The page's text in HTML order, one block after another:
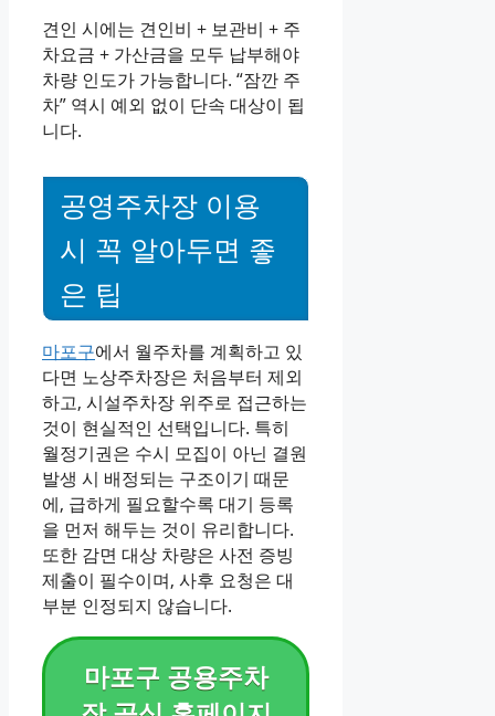
견인 시에는 견인비 + 보관비 + 주
차요금 + 가산금을 모두 납부해야
차량 인도가 가능합니다. “잠깐 주
차” 역시 예외 없이 단속 대상이 됩
니다.
공영주차장 이용
시 꼭 알아두면 좋
은 팁
마포구에서 월주차를 계획하고 있
다면 노상주차장은 처음부터 제외
하고, 시설주차장 위주로 접근하는
것이 현실적인 선택입니다. 특히
월정기권은 수시 모집이 아닌 결원
발생 시 배정되는 구조이기 때문
에, 급하게 필요할수록 대기 등록
을 먼저 해두는 것이 유리합니다.
또한 감면 대상 차량은 사전 증빙
제출이 필수이며, 사후 요청은 대
부분 인정되지 않습니다.
마포구 공용주차